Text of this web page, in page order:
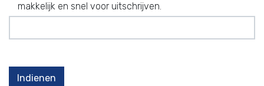
makkelijk en snel voor uitschrijven.
Indienen